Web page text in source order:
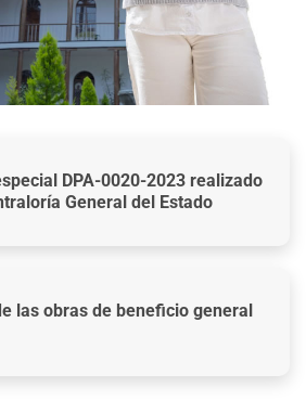
DPA-0020-2023 realizado
General del Estado
las obras de beneficio general